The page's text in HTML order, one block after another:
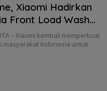
Xiaomi Hadirkan
Front Load Washer
– Xiaomi kembali memperkuat
masyarakat Indonesia untuk